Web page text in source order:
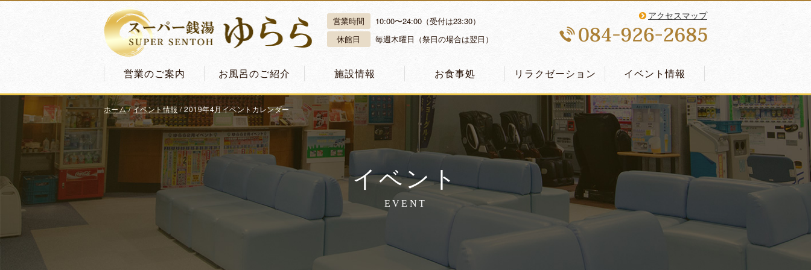
営業時間
10:00〜24:00（受付は23:30）
休館日
毎週木曜日（祭日の場合は翌日）
アクセスマップ
営業のご案内 お風呂のご紹介 施設情報 お食事処 リラクゼーション イベント情報
ホーム/イベント情報/2019年4月イベントカレンダー
イベント
EVENT